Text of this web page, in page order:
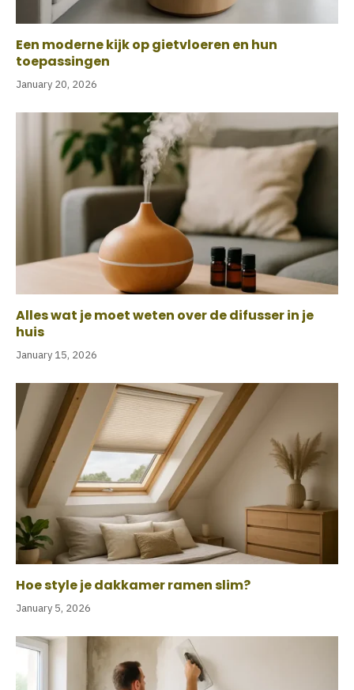
Een moderne kijk op gietvloeren en hun
toepassingen
January 20, 2026
Alles wat je moet weten over de difusser in je
huis
January 15, 2026
Hoe style je dakkamer ramen slim?
January 5, 2026